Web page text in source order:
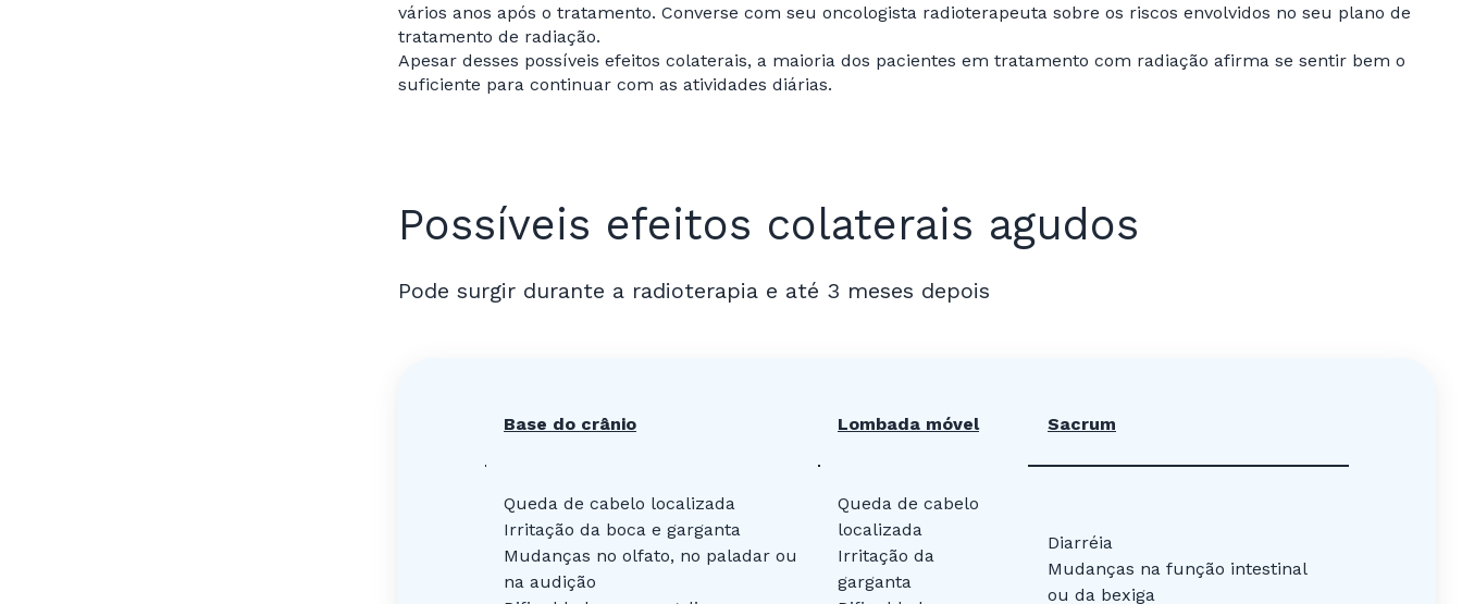
vários anos após o tratamento. Converse com seu oncologista radioterapeuta sobre os riscos envolvidos no seu plano de
tratamento de radiação.
Apesar desses possíveis efeitos colaterais, a maioria dos pacientes em tratamento com radiação afirma se sentir bem o
suficiente para continuar com as atividades diárias.
Possíveis efeitos colaterais agudos
Pode surgir durante a radioterapia e até 3 meses depois
Base do crânio Lombada móvel Sacrum
Queda de cabelo localizada
Irritação da boca e garganta
Mudanças no olfato, no paladar ou
na audição
Queda de cabelo
localizada
Irritação da
garganta
Diarréia
Mudanças na função intestinal
ou da bexiga